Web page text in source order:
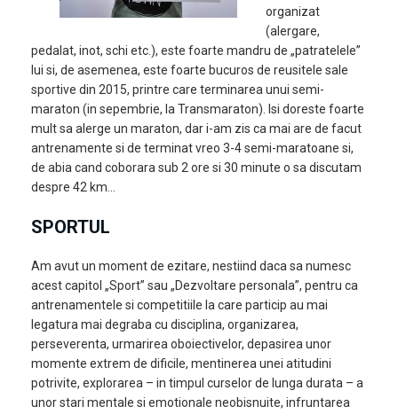
organizat
(alergare,
pedalat, inot, schi etc.), este foarte mandru de „patratelele”
lui si, de asemenea, este foarte bucuros de reusitele sale
sportive din 2015, printre care terminarea unui semi-
maraton (in sepembrie, la Transmaraton). Isi doreste foarte
mult sa alerge un maraton, dar i-am zis ca mai are de facut
antrenamente si de terminat vreo 3-4 semi-maratoane si,
de abia cand coborara sub 2 ore si 30 minute o sa discutam
despre 42 km…
SPORTUL
Am avut un moment de ezitare, nestiind daca sa numesc
acest capitol „Sport” sau „Dezvoltare personala”, pentru ca
antrenamentele si competitiile la care particip au mai
legatura mai degraba cu disciplina, organizarea,
perseverenta, urmarirea oboiectivelor, depasirea unor
momente extrem de dificile, mentinerea unei atitudini
potrivite, explorarea – in timpul curselor de lunga durata – a
unor stari mentale si emotionale neobisnuite, infruntarea